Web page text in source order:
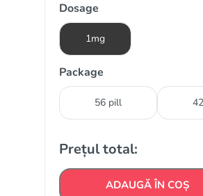
Dosage
1mg
Package
56 pill
Prețul total:
ADAUGĂ ÎN COȘ